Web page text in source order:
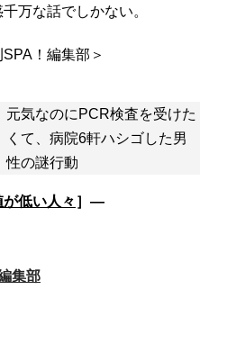
万な話でしかない。
元気なのにPCR検査を受けた
くて、病院6軒ハシゴした男
性の謎行動
低い人々 ］―
集部